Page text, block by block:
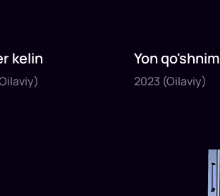
daq.
kelin
2023
1x40daq.
Yon qo'shnim
2023 (Oilaviy)